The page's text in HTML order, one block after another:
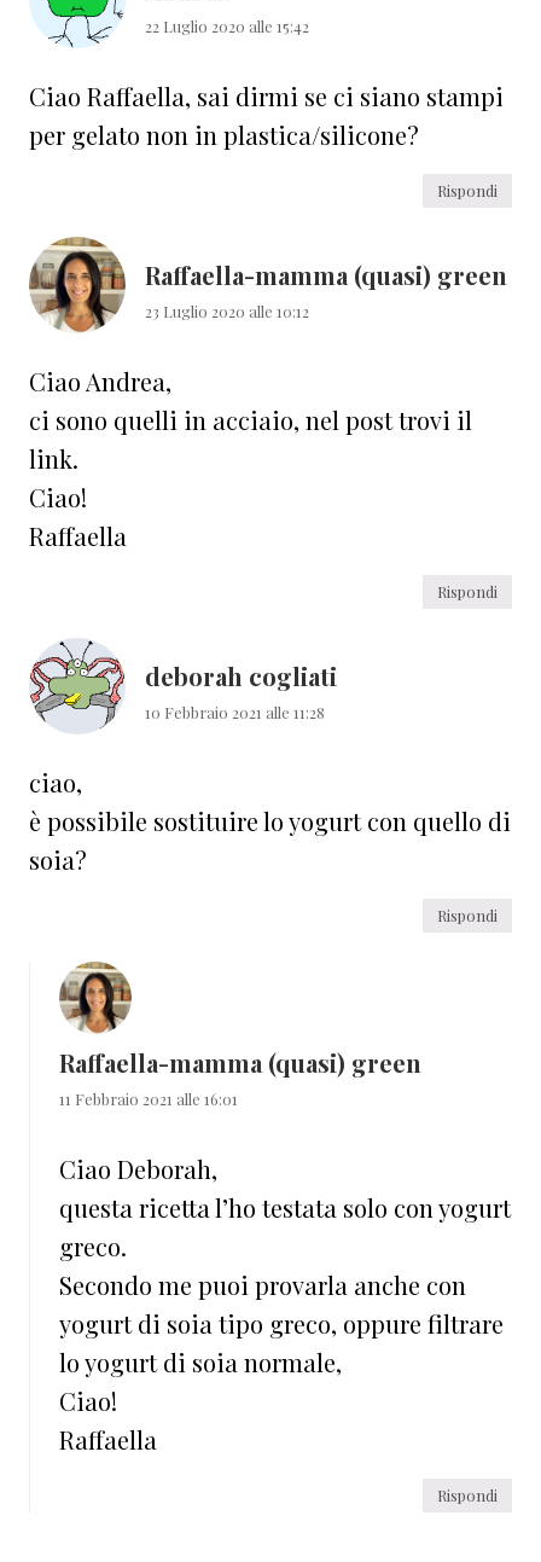
22 Luglio 2020 alle 15:42
Ciao Raffaella, sai dirmi se ci siano stampi
per gelato non in plastica/silicone?
Rispondi
Raffaella-mamma (quasi) green
23 Luglio 2020 alle 10:12
Ciao Andrea,
ci sono quelli in acciaio, nel post trovi il
link.
Ciao!
Raffaella
Rispondi
deborah cogliati
10 Febbraio 2021 alle 11:28
ciao,
è possibile sostituire lo yogurt con quello di
soia?
Rispondi
Raffaella-mamma (quasi) green
11 Febbraio 2021 alle 16:01
Ciao Deborah,
questa ricetta l’ho testata solo con yogurt
greco.
Secondo me puoi provarla anche con
yogurt di soia tipo greco, oppure filtrare
lo yogurt di soia normale,
Ciao!
Raffaella
Rispondi